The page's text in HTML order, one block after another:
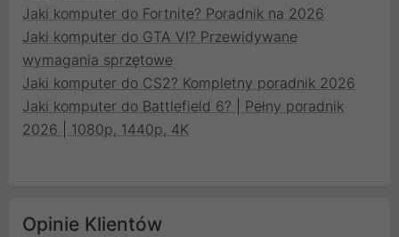
Jaki komputer do Fortnite? Poradnik na 2026
Jaki komputer do GTA VI? Przewidywane
wymagania sprzętowe
Jaki komputer do CS2? Kompletny poradnik 2026
Jaki komputer do Battlefield 6? | Pełny poradnik
2026 | 1080p, 1440p, 4K
Opinie Klientów